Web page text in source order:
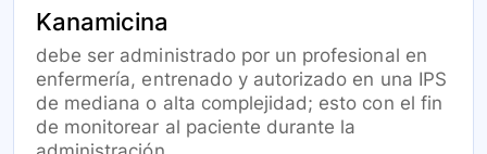
Kanamicina
debe ser administrado por un profesional en
enfermería, entrenado y autorizado en una IPS
de mediana o alta complejidad; esto con el fin
de monitorear al paciente durante la